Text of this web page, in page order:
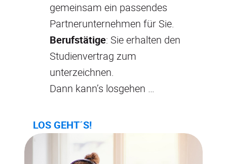
gemeinsam ein passendes
Partnerunternehmen für Sie.
Berufstätige: Sie erhalten den
Studienvertrag zum
unterzeichnen.
Dann kann’s losgehen …
LOS GEHT´S!